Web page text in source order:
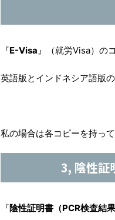
『E-Visa』（就労Visa）の
英語版とインドネシア語版
私の場合は各コピーを持っ
3, 陰性証
『陰性証明書（PCR検査結果